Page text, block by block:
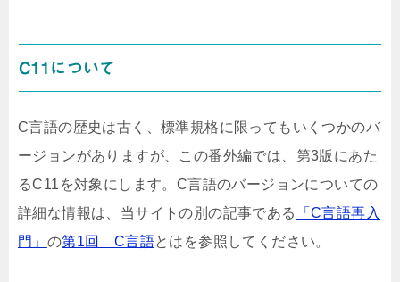
C11について
C言語の歴史は古く、標準規格に限ってもいくつかのバ
ージョンがありますが、この番外編では、第3版にあた
るC11を対象にします。C言語のバージョンについての
詳細な情報は、当サイトの別の記事である
「C言語再入
門」 の第1回 C言語とはを参照してください。